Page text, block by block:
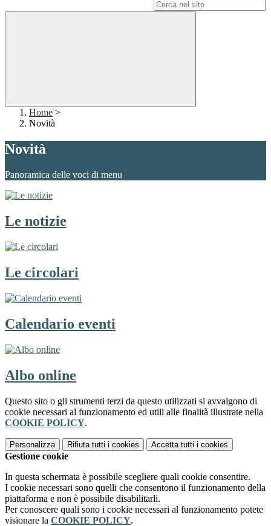
Home >
Novità
Novità
Panoramica delle voci di menu
Le notizie
Le circolari
Calendario eventi
Albo online
Questo sito o gli strumenti terzi da questo utilizzati si avvalgono di
cookie necessari al funzionamento ed utili alle finalità illustrate nella
COOKIE POLICY.
Personalizza Rifiuta tutti i cookies Accetta tutti i cookies
Gestione cookie
In questa schermata è possibile scegliere quali cookie consentire.
I cookie necessari sono quelli che consentono il funzionamento della
piattaforma e non è possibile disabilitarli.
Per conoscere quali sono i cookie necessari al funzionamento potete
visionare la COOKIE POLICY.